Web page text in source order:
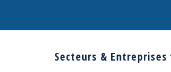
Secteurs & Entreprises